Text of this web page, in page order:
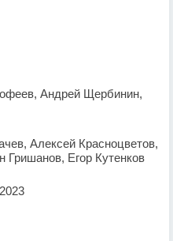
Андрей Щербинин,
Алексей Красноцветов,
Гришанов, Егор Кутенков